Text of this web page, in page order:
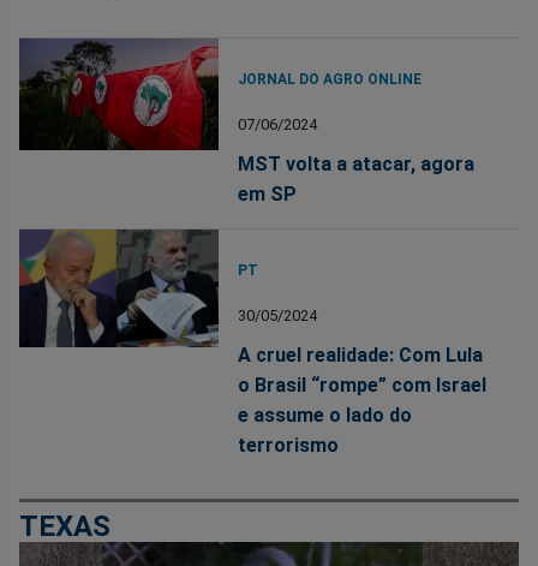
JORNAL DO AGRO ONLINE
07/06/2024
MST volta a atacar, agora
em SP
PT
30/05/2024
A cruel realidade: Com Lula
o Brasil “rompe” com Israel
e assume o lado do
terrorismo
TEXAS